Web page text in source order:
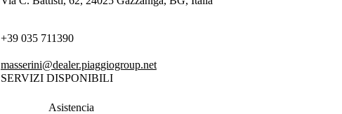
+39 035 711390
masserini@dealer.piaggiogroup.net
SERVIZI DISPONIBILI
Asistencia